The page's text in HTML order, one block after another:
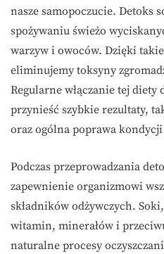
nasze samopoczucie. Detoks
spożywaniu świeżo
warzyw i owoców. Dzięki
eliminujemy toksyny
Regularne włączanie tej diety
przynieść szybkie rezultaty,
oraz ogólna poprawa
Podczas przeprowadzania
zapewnienie organizmowi
składników odżywczych.
witamin, minerałów i
naturalne procesy